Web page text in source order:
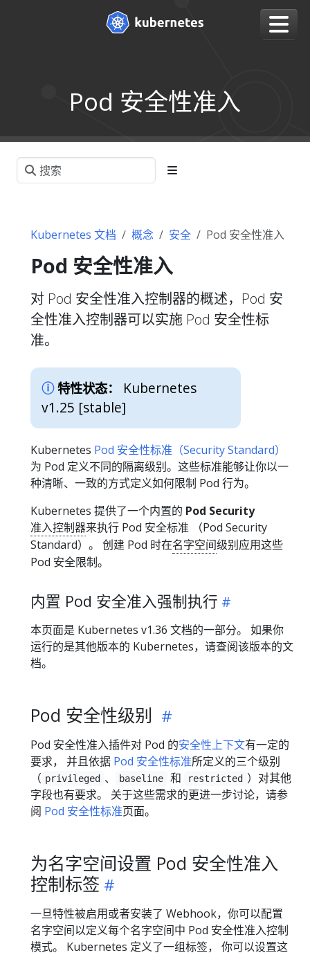
Pod 安全性准入
Kubernetes 文档 概念 安全 Pod 安全性准入
Pod 安全性准入
对 Pod 安全性准入控制器的概述，Pod 安
全性准入控制器可以实施 Pod 安全性标
准。
特性状态：
Kubernetes
v1.25 [stable]
Kubernetes Pod 安全性标准（Security Standard）
为 Pod 定义不同的隔离级别。这些标准能够让你以一
种清晰、一致的方式定义如何限制 Pod 行为。
Kubernetes 提供了一个内置的 Pod Security
准入控制器来执行 Pod 安全标准 （Pod Security
Standard）。 创建 Pod 时在名字空间级别应用这些
Pod 安全限制。
内置 Pod 安全准入强制执行
本页面是 Kubernetes v1.36 文档的一部分。 如果你
运行的是其他版本的 Kubernetes，请查阅该版本的文
档。
Pod 安全性级别
Pod 安全性准入插件对 Pod 的安全性上下文有一定的
要求， 并且依据 Pod 安全性标准所定义的三个级别
（ privileged 、 baseline 和 restricted ）对其他
字段也有要求。 关于这些需求的更进一步讨论，请参
阅 Pod 安全性标准页面。
为名字空间设置 Pod 安全性准入
控制标签
一旦特性被启用或者安装了 Webhook，你可以配置
名字空间以定义每个名字空间中 Pod 安全性准入控制
模式。 Kubernetes 定义了一组标签， 你可以设置这